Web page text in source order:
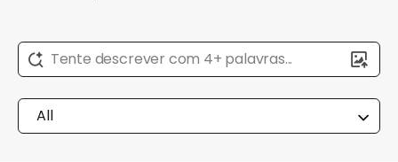
Tente descrever com 4+ palavras...
All